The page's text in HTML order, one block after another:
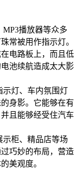
播放器等众多
常被用作指示灯。
电路板上，而且低
池续航造成太大影
示灯、车内氛围灯
身影。它能够在有
且能够经受住汽车
柜、精品店等场
巧妙的布局，营造
美观度。